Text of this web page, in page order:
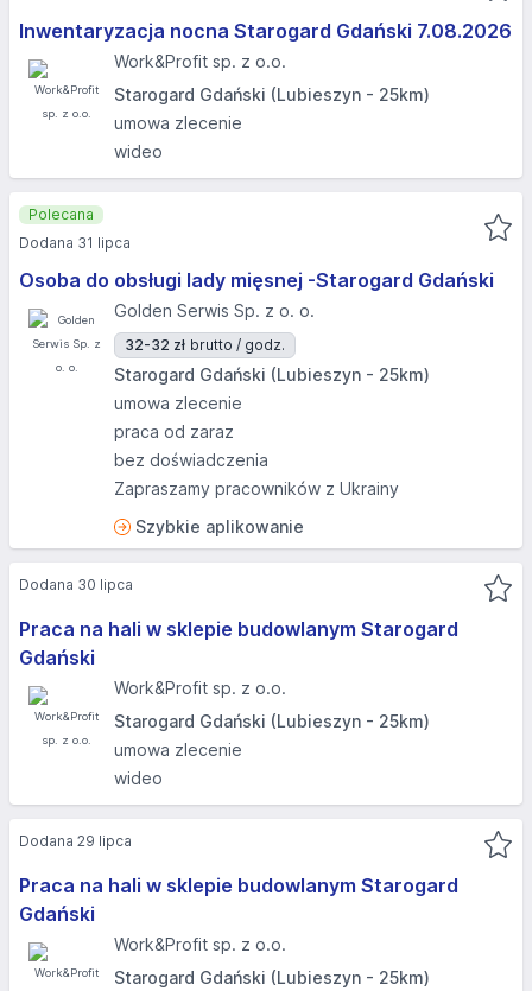
Inwentaryzacja nocna Starogard Gdański 7.08.2026​
Work&Profit sp. z o.o.
Starogard Gdański (Lubieszyn - 25km)
umowa zlecenie
wideo
Osoba do obsługi lady mięsnej -Starogard Gdański
Golden Serwis Sp. z o. o.
32-32 zł brutto / godz.
Starogard Gdański (Lubieszyn - 25km)
umowa zlecenie
praca od zaraz
bez doświadczenia
Zapraszamy pracowników z Ukrainy
Szybkie aplikowanie
Polecana
Dodana 31 lipca
Praca na hali w sklepie budowlanym Starogard
Gdański
Work&Profit sp. z o.o.
Starogard Gdański (Lubieszyn - 25km)
umowa zlecenie
wideo
Dodana 30 lipca
Praca na hali w sklepie budowlanym Starogard
Gdański
Work&Profit sp. z o.o.
Starogard Gdański (Lubieszyn - 25km)
Dodana 29 lipca